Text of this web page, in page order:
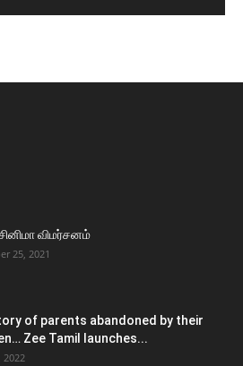
சினிமா விமர்சனம்
25, 2021
of parents abandoned by their
Zee Tamil launches...
2022